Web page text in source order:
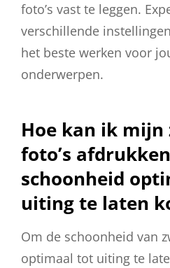
foto’s vast te leggen.
verschillende
het beste werken voor
onderwerpen.
Hoe kan ik
foto’s
schoonheid
uiting te laten
Om de schoonheid van
optimaal tot uiting te